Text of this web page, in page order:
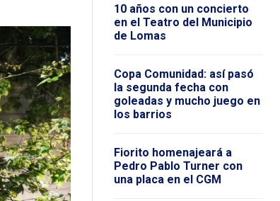
10 años con un concierto
en el Teatro del Municipio
de Lomas
Copa Comunidad: así pasó
la segunda fecha con
goleadas y mucho juego en
los barrios
Fiorito homenajeará a
Pedro Pablo Turner con
una placa en el CGM